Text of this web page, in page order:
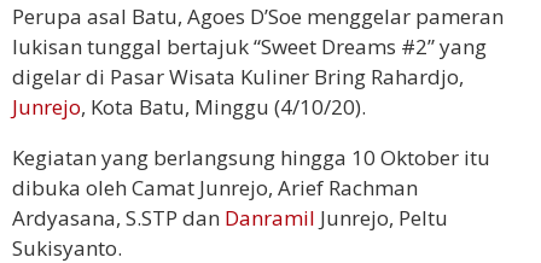
Perupa asal Batu, Agoes D’Soe menggelar pameran
lukisan tunggal bertajuk “Sweet Dreams #2” yang
digelar di Pasar Wisata Kuliner Bring Rahardjo,
Junrejo, Kota Batu, Minggu (4/10/20).
Kegiatan yang berlangsung hingga 10 Oktober itu
dibuka oleh Camat Junrejo, Arief Rachman
Ardyasana, S.STP dan Danramil Junrejo, Peltu
Sukisyanto.